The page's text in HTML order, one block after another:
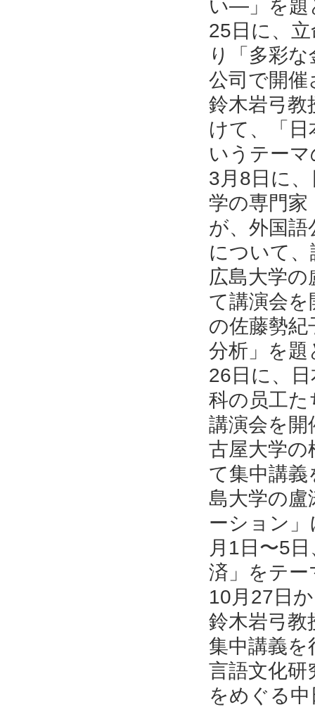
い—」を題
25日に、
り「多彩
公司で開
鈴木岩弓教
けて、「
いうテー
3月8日に
学の専門家
が、外国語
について
広島大学
て講演会
の佐藤勢紀
分析」を
26日に、
科の员工
講演会を開
古屋大学の
て集中講
島大学の盧
ーション
月1日〜5
済」をテ
10月27日
鈴木岩弓教
集中講義を
言語文化研
をめぐる